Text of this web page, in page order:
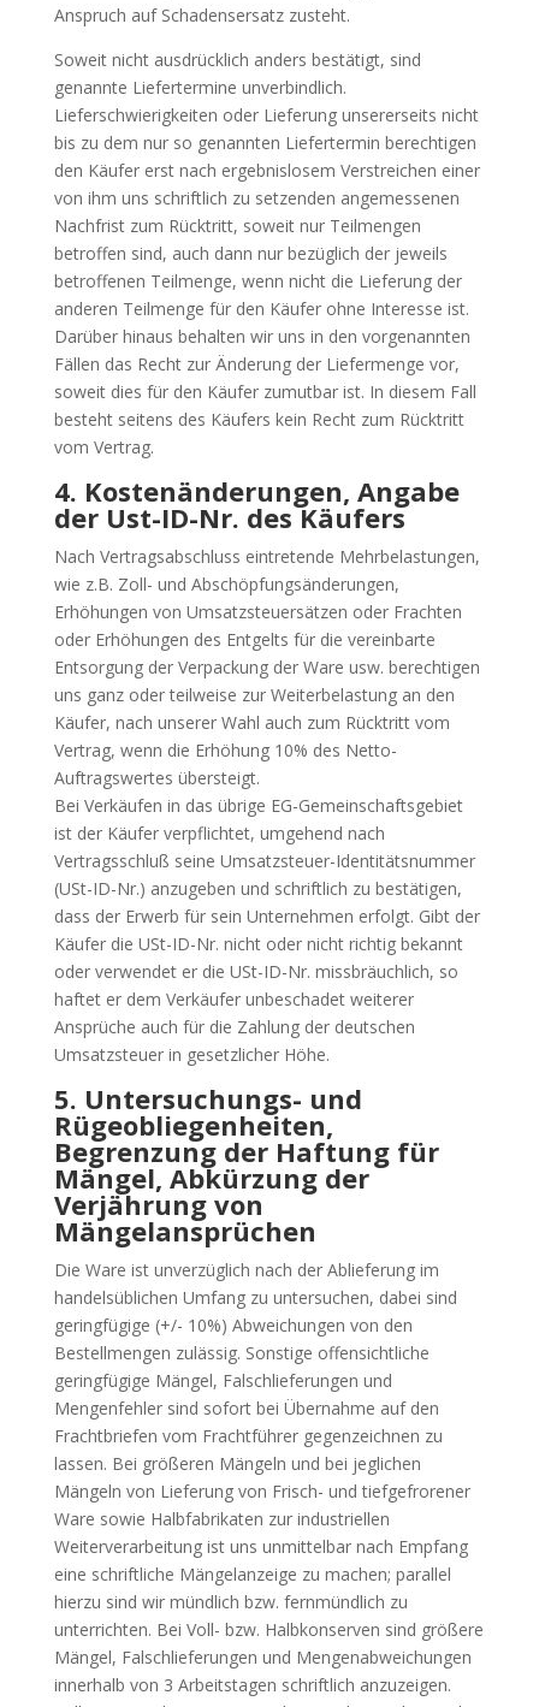
Anspruch auf Schadensersatz zusteht.
Soweit nicht ausdrücklich anders bestätigt, sind
genannte Liefertermine unverbindlich.
Lieferschwierigkeiten oder Lieferung unsererseits nicht
bis zu dem nur so genannten Liefertermin berechtigen
den Käufer erst nach ergebnislosem Verstreichen einer
von ihm uns schriftlich zu setzenden angemessenen
Nachfrist zum Rücktritt, soweit nur Teilmengen
betroffen sind, auch dann nur bezüglich der jeweils
betroffenen Teilmenge, wenn nicht die Lieferung der
anderen Teilmenge für den Käufer ohne Interesse ist.
Darüber hinaus behalten wir uns in den vorgenannten
Fällen das Recht zur Änderung der Liefermenge vor,
soweit dies für den Käufer zumutbar ist. In diesem Fall
besteht seitens des Käufers kein Recht zum Rücktritt
vom Vertrag.
4. Kostenänderungen, Angabe
der Ust-ID-Nr. des Käufers
Nach Vertragsabschluss eintretende Mehrbelastungen,
wie z.B. Zoll- und Abschöpfungsänderungen,
Erhöhungen von Umsatzsteuersätzen oder Frachten
oder Erhöhungen des Entgelts für die vereinbarte
Entsorgung der Verpackung der Ware usw. berechtigen
uns ganz oder teilweise zur Weiterbelastung an den
Käufer, nach unserer Wahl auch zum Rücktritt vom
Vertrag, wenn die Erhöhung 10% des Netto-
Auftragswertes übersteigt.
Bei Verkäufen in das übrige EG-Gemeinschaftsgebiet
ist der Käufer verpflichtet, umgehend nach
Vertragsschluß seine Umsatzsteuer-Identitätsnummer
(USt-ID-Nr.) anzugeben und schriftlich zu bestätigen,
dass der Erwerb für sein Unternehmen erfolgt. Gibt der
Käufer die USt-ID-Nr. nicht oder nicht richtig bekannt
oder verwendet er die USt-ID-Nr. missbräuchlich, so
haftet er dem Verkäufer unbeschadet weiterer
Ansprüche auch für die Zahlung der deutschen
Umsatzsteuer in gesetzlicher Höhe.
5. Untersuchungs- und
Rügeobliegenheiten,
Begrenzung der Haftung für
Mängel, Abkürzung der
Verjährung von
Mängelansprüchen
Die Ware ist unverzüglich nach der Ablieferung im
handelsüblichen Umfang zu untersuchen, dabei sind
geringfügige (+/- 10%) Abweichungen von den
Bestellmengen zulässig. Sonstige offensichtliche
geringfügige Mängel, Falschlieferungen und
Mengenfehler sind sofort bei Übernahme auf den
Frachtbriefen vom Frachtführer gegenzeichnen zu
lassen. Bei größeren Mängeln und bei jeglichen
Mängeln von Lieferung von Frisch- und tiefgefrorener
Ware sowie Halbfabrikaten zur industriellen
Weiterverarbeitung ist uns unmittelbar nach Empfang
eine schriftliche Mängelanzeige zu machen; parallel
hierzu sind wir mündlich bzw. fernmündlich zu
unterrichten. Bei Voll- bzw. Halbkonserven sind größere
Mängel, Falschlieferungen und Mengenabweichungen
innerhalb von 3 Arbeitstagen schriftlich anzuzeigen.